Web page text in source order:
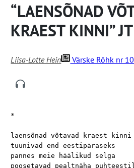
“LAENSÕNAD
KRAEST KINNI”
Liisa-Lotte Hein Värske Rõhk nr
*
laensõnad võtavad kraest kinni
tuunivad end eestipäraseks
pannes meie häälikud selga
poosetavad pealtnäha